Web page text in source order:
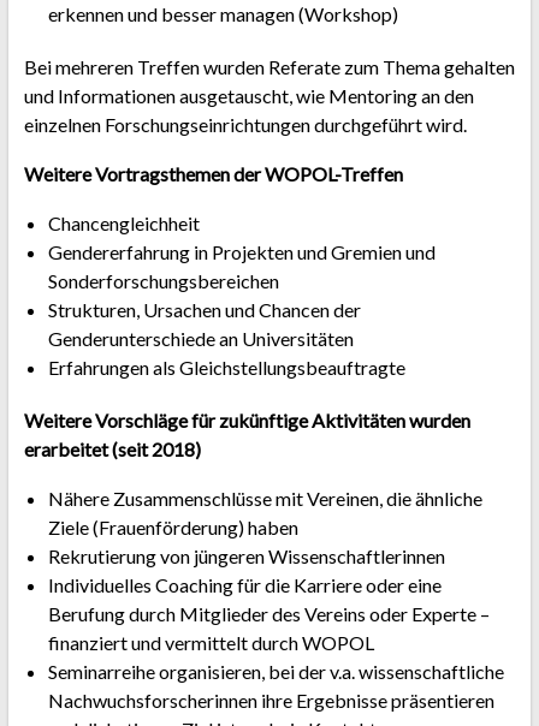
erkennen und besser managen (Workshop)
Bei mehreren Treffen wurden Referate zum Thema gehalten
und Informationen ausgetauscht, wie Mentoring an den
einzelnen Forschungseinrichtungen durchgeführt wird.
Weitere Vortragsthemen der WOPOL-Treffen
Chancengleichheit
Gendererfahrung in Projekten und Gremien und
Sonderforschungsbereichen
Strukturen, Ursachen und Chancen der
Genderunterschiede an Universitäten
Erfahrungen als Gleichstellungsbeauftragte
Weitere Vorschläge für zukünftige Aktivitäten wurden
erarbeitet (seit 2018)
Nähere Zusammenschlüsse mit Vereinen, die ähnliche
Ziele (Frauenförderung) haben
Rekrutierung von jüngeren Wissenschaftlerinnen
Individuelles Coaching für die Karriere oder eine
Berufung durch Mitglieder des Vereins oder Experte –
finanziert und vermittelt durch WOPOL
Seminarreihe organisieren, bei der v.a. wissenschaftliche
Nachwuchsforscherinnen ihre Ergebnisse präsentieren